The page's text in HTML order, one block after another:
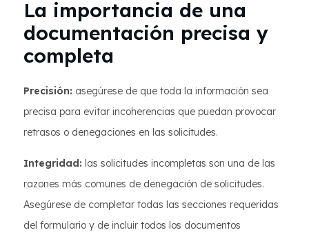
La importancia de una
documentación precisa y
completa
Precisión: asegúrese de que toda la información sea
precisa para evitar incoherencias que puedan provocar
retrasos o denegaciones en las solicitudes.
Integridad: las solicitudes incompletas son una de las
razones más comunes de denegación de solicitudes.
Asegúrese de completar todas las secciones requeridas
del formulario y de incluir todos los documentos